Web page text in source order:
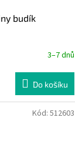
budík
3–7 dnů
Do košíku
Kód: 512603